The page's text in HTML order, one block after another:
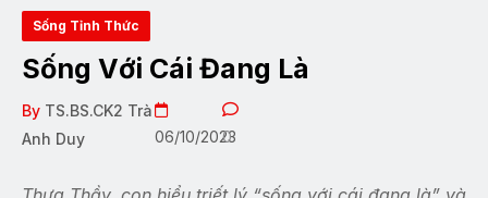
Sống Tỉnh Thức
Sống Với Cái Đang Là
By TS.BS.CK2 Trà
Anh Duy
06/10/2023
0